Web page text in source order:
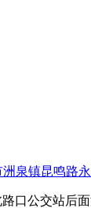
洲泉镇昆鸣路
口公交站后